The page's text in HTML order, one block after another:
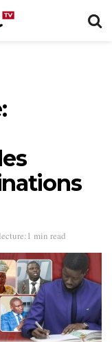
min read